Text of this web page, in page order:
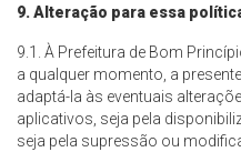
9. Alteração para essa
9.1. À Prefeitura de Bom
a qualquer momento, a
adaptá-la às eventuais
aplicativos, seja pela
seja pela supressão ou